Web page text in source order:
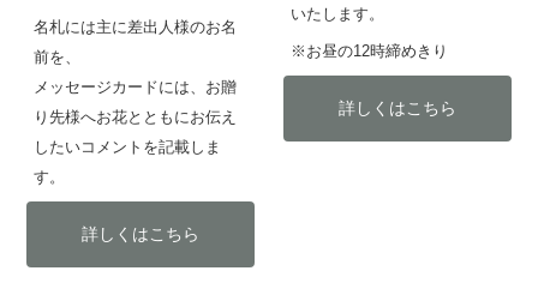
名札には主に差出人様のお名
前を、
メッセージカードには、お贈
り先様へお花とともにお伝え
したいコメントを記載しま
す。
詳しくはこちら
いたします。
※お昼の12時締めきり
詳しくはこちら